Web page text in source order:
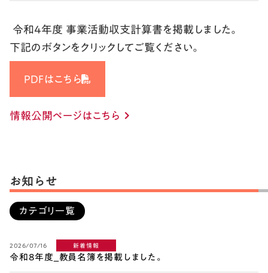
令和4年度 事業活動収支計算書を掲載しました。
下記のボタンをクリックしてご覧ください。
PDFはこちら
情報公開ページはこちら keyboard_arrow_right
お知らせ
カテゴリ一覧
2026/07/16 新着情報
令和8年度_教員名簿を掲載しました。